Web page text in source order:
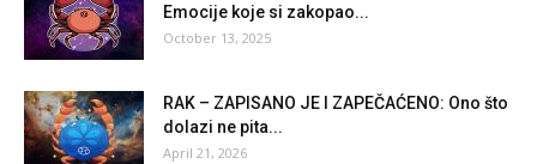
Emocije koje si zakopao...
October 13, 2025
RAK – ZAPISANO JE I ZAPEČAĆENO: Ono što
dolazi ne pita...
April 21, 2026